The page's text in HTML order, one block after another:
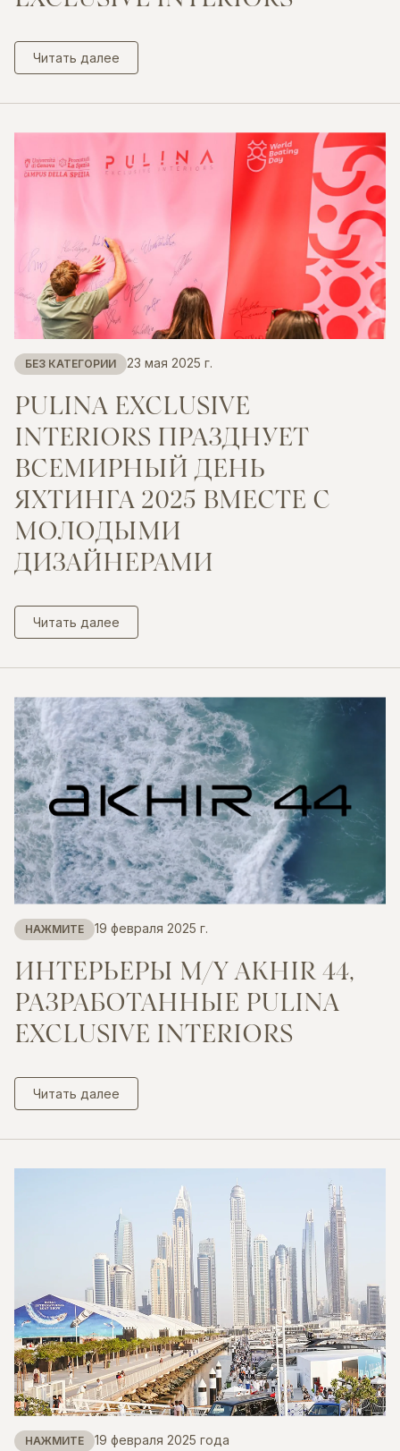
Читать далее
БЕЗ КАТЕГОРИИ 23 мая 2025 г.
PULINA EXCLUSIVE
INTERIORS ПРАЗДНУЕТ
ВСЕМИРНЫЙ ДЕНЬ
ЯХТИНГА 2025 ВМЕСТЕ С
МОЛОДЫМИ
ДИЗАЙНЕРАМИ
Читать далее
НАЖМИТЕ 19 февраля 2025 г.
ИНТЕРЬЕРЫ M/YAKHIR44,
РАЗРАБОТАННЫЕ PULINA
EXCLUSIVE INTERIORS
Читать далее
НАЖМИТЕ 19 февраля 2025 года